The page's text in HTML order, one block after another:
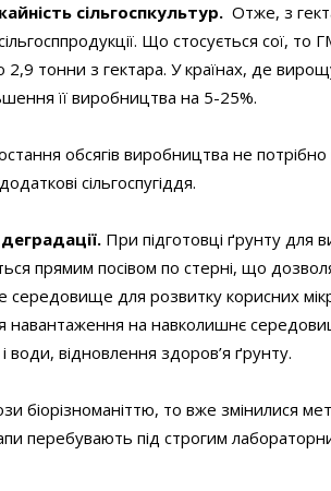
сільгоспкультур. Отже, з
Що стосується сої, то
2,9 тонни з гектара. У країнах, де
її виробництва на 5-25%.
обсягів виробництва не
сільгоспугіддя.
При підготовці ґрунту
прямим посівом по стерні, що
середовище для розвитку корисних
навантаження на навколишнє
і води, відновлення здоров’я ґрунту.
біорізноманіттю, то вже змінилися
перебувають під строгим